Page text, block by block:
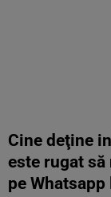
Cine deţine
este rugat să
pe